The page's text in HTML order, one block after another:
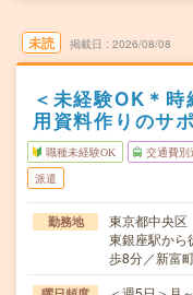
未読 掲載日 2026/08/08
＜未経験OK＊
用資料作りのサ
職種未経験OK 交通費別
派遣
勤務地
東京都中央区
東銀座駅から
歩8分／新富